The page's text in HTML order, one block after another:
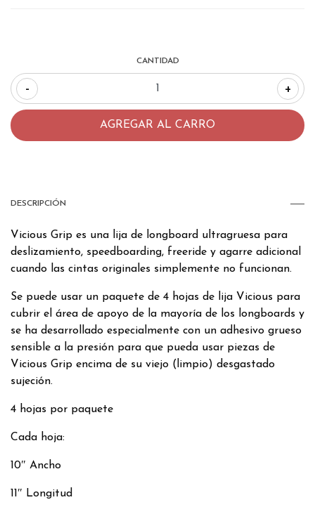
CANTIDAD
- +
DESCRIPCIÓN
Vicious Grip es una lija de longboard ultragruesa para
deslizamiento, speedboarding, freeride y agarre adicional
cuando las cintas originales simplemente no funcionan.
Se puede usar un paquete de 4 hojas de lija Vicious para
cubrir el área de apoyo de la mayoría de los longboards y
se ha desarrollado especialmente con un adhesivo grueso
sensible a la presión para que pueda usar piezas de
Vicious Grip encima de su viejo (limpio) desgastado
sujeción.
4 hojas por paquete
Cada hoja:
10″ Ancho
11″ Longitud